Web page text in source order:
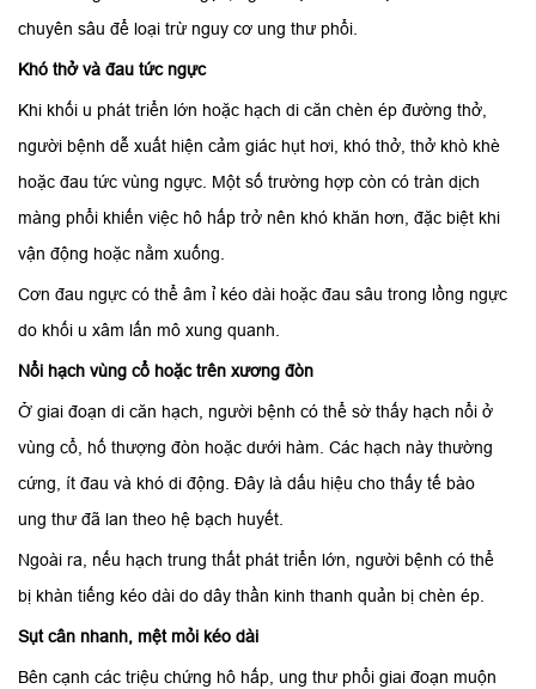
chuyên sâu để loại trừ nguy cơ ung thư phổi.
Khó thở và đau tức ngực
Khi khối u phát triển lớn hoặc hạch di căn chèn ép đường thở,
người bệnh dễ xuất hiện cảm giác hụt hơi, khó thở, thở khò khè
hoặc đau tức vùng ngực. Một số trường hợp còn có tràn dịch
màng phổi khiến việc hô hấp trở nên khó khăn hơn, đặc biệt khi
vận động hoặc nằm xuống.
Cơn đau ngực có thể âm ỉ kéo dài hoặc đau sâu trong lồng ngực
do khối u xâm lấn mô xung quanh.
Nổi hạch vùng cổ hoặc trên xương đòn
Ở giai đoạn di căn hạch, người bệnh có thể sờ thấy hạch nổi ở
vùng cổ, hố thượng đòn hoặc dưới hàm. Các hạch này thường
cứng, ít đau và khó di động. Đây là dấu hiệu cho thấy tế bào
ung thư đã lan theo hệ bạch huyết.
Ngoài ra, nếu hạch trung thất phát triển lớn, người bệnh có thể
bị khàn tiếng kéo dài do dây thần kinh thanh quản bị chèn ép.
Sụt cân nhanh, mệt mỏi kéo dài
Bên cạnh các triệu chứng hô hấp, ung thư phổi giai đoạn muộn